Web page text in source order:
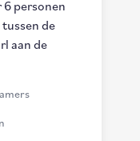
6 personen
de
aan de